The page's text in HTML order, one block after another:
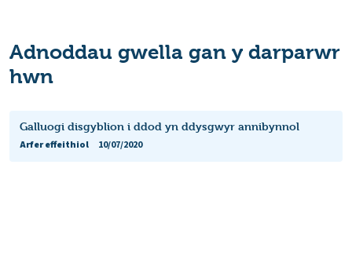
Adnoddau gwella gan y darparwr
hwn
Galluogi disgyblion i ddod yn ddysgwyr annibynnol
Arfer effeithiol
10/07/2020